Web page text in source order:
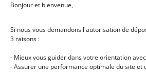
Bonjour et bienvenue,
Si nous vous demandons l'autorisation de
3 raisons :
- Mieux vous guider dans votre orientation
- Assurer une performance optimale du site et